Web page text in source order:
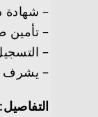
– شهادة
– تأمين
–
– يشرف
التفاصيل: